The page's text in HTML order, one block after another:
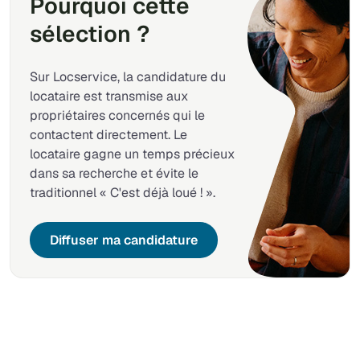
sélection ?
Sur Locservice, la candidature du
locataire est transmise aux
propriétaires concernés qui le
contactent directement. Le
locataire gagne un temps précieux
dans sa recherche et évite le
traditionnel « C'est déjà loué ! ».
Diffuser ma candidature